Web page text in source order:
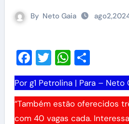
By Neto Gaia
Facebook
TwitterShare
Por g1 Petrolina | Para – Neto
“Também estão oferecidos
com 40 vagas cada.